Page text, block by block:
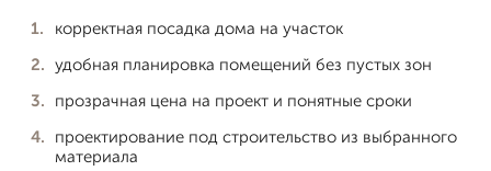
корректная посадка дома на участок
удобная планировка помещений без пустых зон
прозрачная цена на проект и понятные сроки
проектирование под строительство из выбранного
материала